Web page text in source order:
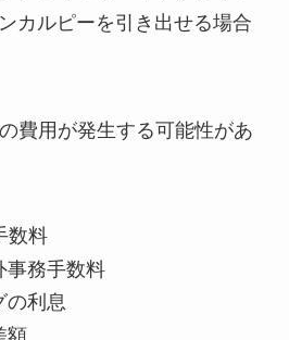
カルピーを引き出せる場合
費用が発生する可能性があ
数料
事務手数料
の利息
額